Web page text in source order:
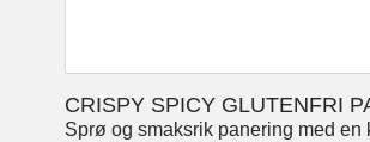
CRISPY SPICY GLUTENFRI
Sprø og smaksrik panering med en